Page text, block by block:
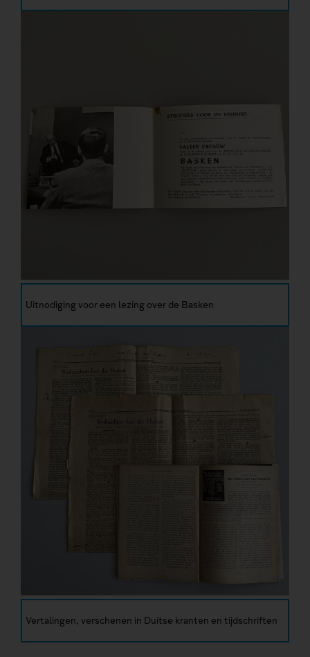
Uitnodiging voor een lezing over de Basken
Vertalingen, verschenen in Duitse kranten en tijdschriften